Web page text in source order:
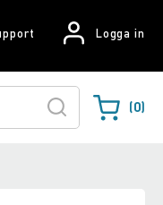
Logga in
Varukorgen
0
Sök